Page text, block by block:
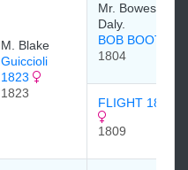
M. Blake
Guiccioli
1823
1823
Mr. Bowes
Daly.
BOB BOOTY
1804
FLIGHT 1809
1809